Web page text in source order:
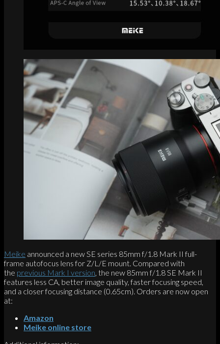
Meike announced a new SE series 85mm f/1.8 Mark II full-
frame autofocus lens for Z/L/E mount. Compared with
the previous Mark I version, the new 85mm f/1.8 SE Mark II
features less CA, better image quality, faster focusing speed,
and a closer focusing distance (0.65cm). Orders are now open
at:
Amazon
Meike online store